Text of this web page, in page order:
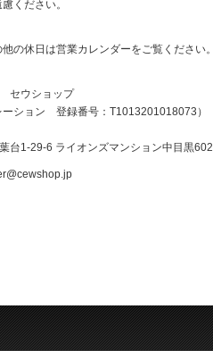
ください。
の休日は営業カレンダーをご覧ください。
セウショップ
ーション 登録番号：T1013201018073）
台1-29-6 ライオンズマンション中目黒602